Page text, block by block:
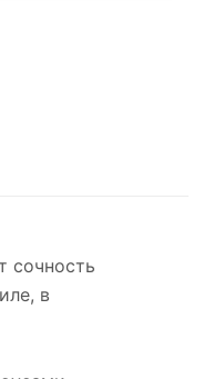
сочность
в